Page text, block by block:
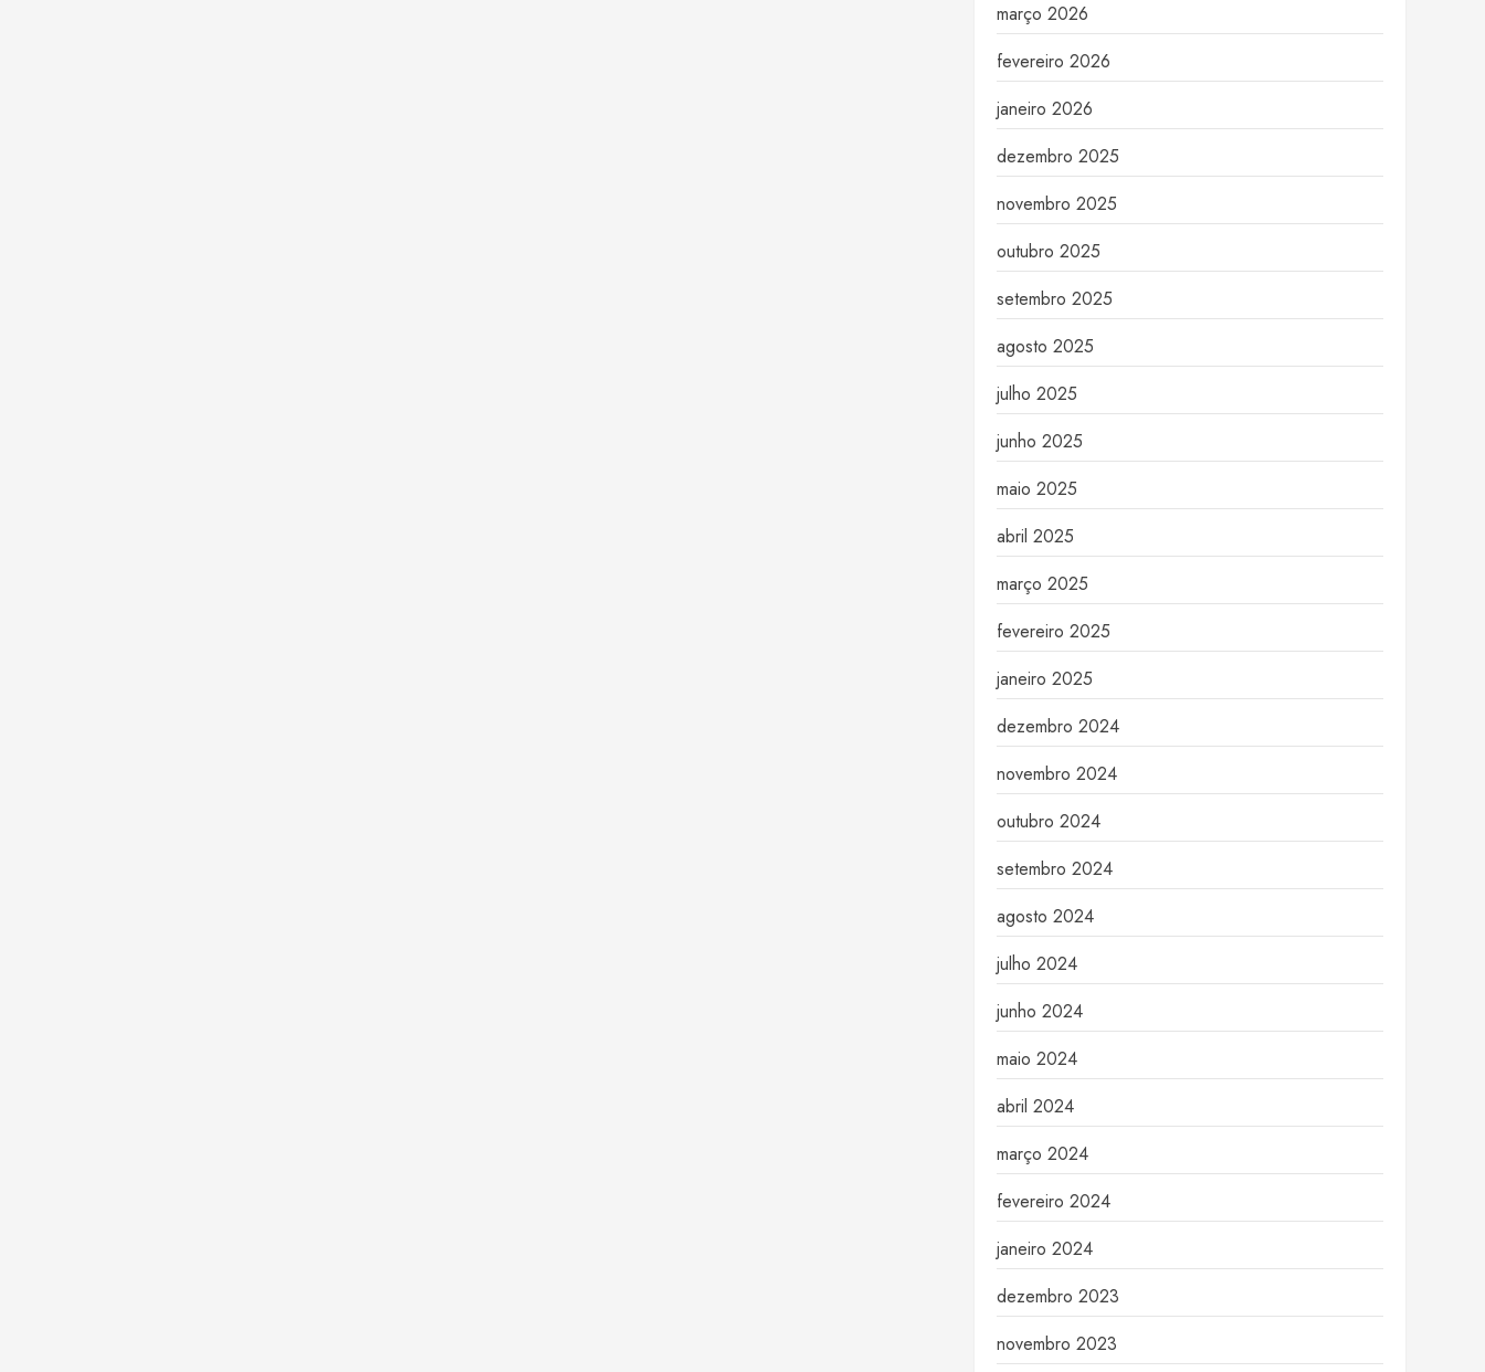
março 2026
fevereiro 2026
janeiro 2026
dezembro 2025
novembro 2025
outubro 2025
setembro 2025
agosto 2025
julho 2025
junho 2025
maio 2025
abril 2025
março 2025
fevereiro 2025
janeiro 2025
dezembro 2024
novembro 2024
outubro 2024
setembro 2024
agosto 2024
julho 2024
junho 2024
maio 2024
abril 2024
março 2024
fevereiro 2024
janeiro 2024
dezembro 2023
novembro 2023